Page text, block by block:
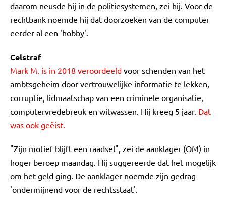
daarom neusde hij in de politiesystemen, zei hij. Voor de
rechtbank noemde hij dat doorzoeken van de computer
eerder al een 'hobby'.
Celstraf
Mark M. is in 2018 veroordeeld voor schenden van het
ambtsgeheim door vertrouwelijke informatie te lekken,
corruptie, lidmaatschap van een criminele organisatie,
computervredebreuk en witwassen. Hij kreeg 5 jaar. Dat
was ook geëist.
"Zijn motief blijft een raadsel", zei de aanklager (OM) in
hoger beroep maandag. Hij suggereerde dat het mogelijk
om het geld ging. De aanklager noemde zijn gedrag
'ondermijnend voor de rechtsstaat'.